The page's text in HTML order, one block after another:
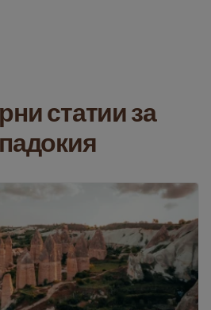
статии за